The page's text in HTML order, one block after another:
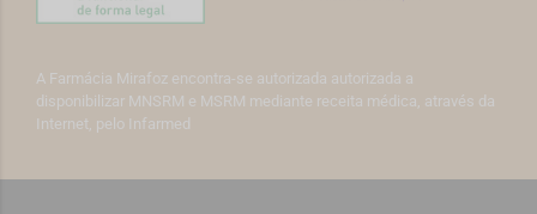
A Farmácia Mirafoz encontra-se autorizada autorizada a
disponibilizar MNSRM e MSRM mediante receita médica, através da
Internet, pelo Infarmed